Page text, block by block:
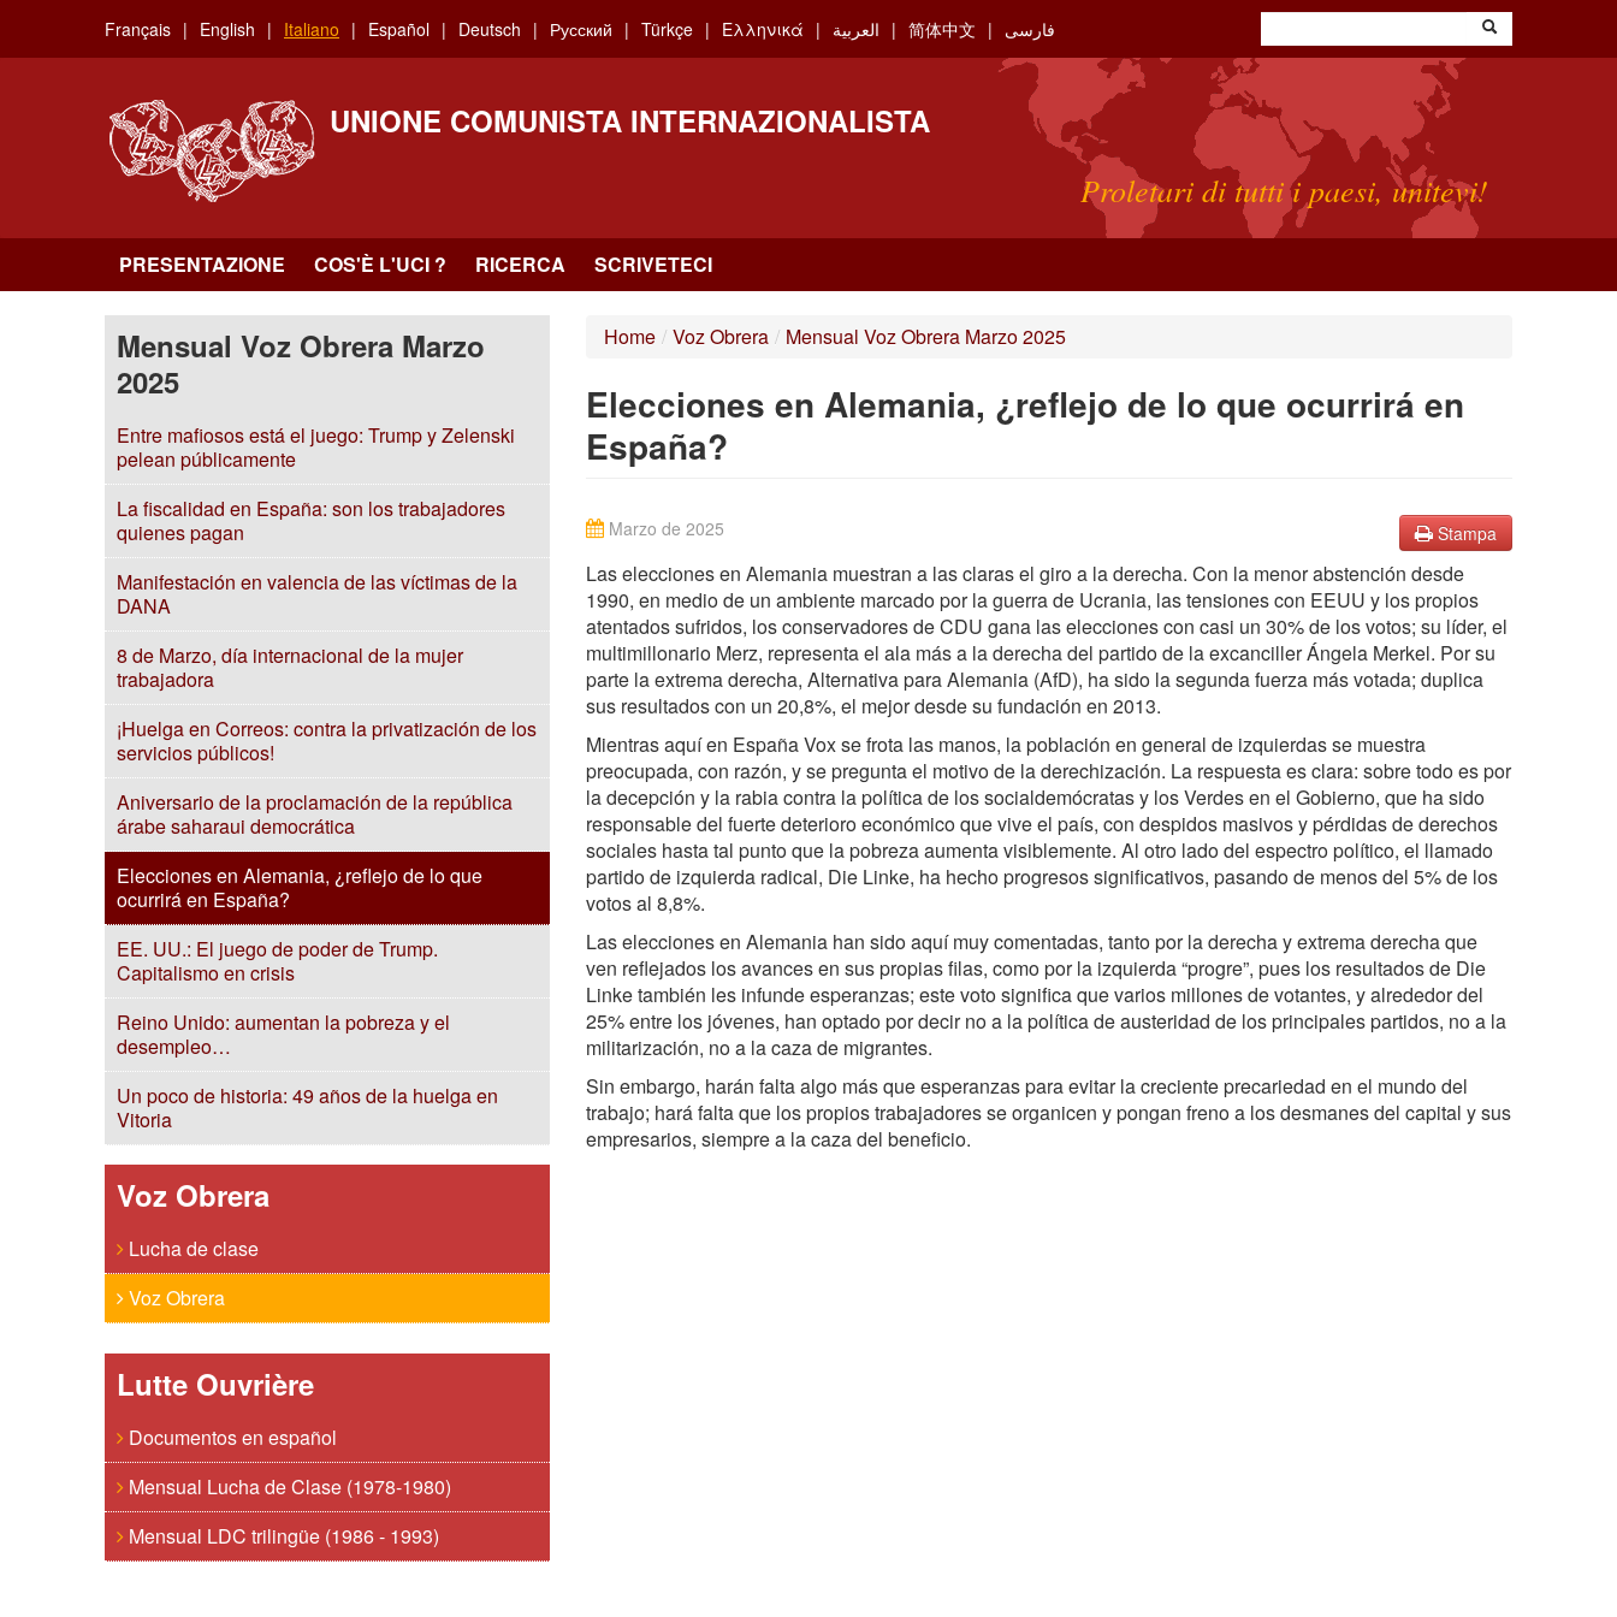
main
Français English Italiano Español Deutsch Русский Türkçe Ελληνικά العربية 简体中文 فارسی
UNIONE COMUNISTA INTERNAZIONALISTA
Proletari di tutti i paesi, unitevi!
PRESENTAZIONE COS'È L'UCI ? RICERCA SCRIVETECI
Mensual Voz Obrera Marzo
2025
Entre mafiosos está el juego: Trump y Zelenski
pelean públicamente
La fiscalidad en España: son los trabajadores
quienes pagan
Manifestación en valencia de las víctimas de la
DANA
8 de Marzo, día internacional de la mujer
trabajadora
¡Huelga en Correos: contra la privatización de los
servicios públicos!
Aniversario de la proclamación de la república
árabe saharaui democrática
Elecciones en Alemania, ¿reflejo de lo que
ocurrirá en España?
EE. UU.: El juego de poder de Trump.
Capitalismo en crisis
Reino Unido: aumentan la pobreza y el
desempleo…
Un poco de historia: 49 años de la huelga en
Vitoria
Voz Obrera
Lucha de clase
Voz Obrera
Lutte Ouvrière
Documentos en español
Mensual Lucha de Clase (1978-1980)
Mensual LDC trilingüe (1986 - 1993)
Home / Voz Obrera / Mensual Voz Obrera Marzo 2025
Elecciones en Alemania, ¿reflejo de lo que ocurrirá en
España?
Stampa
Marzo de 2025
Las elecciones en Alemania muestran a las claras el giro a la derecha. Con la menor abstención desde
1990, en medio de un ambiente marcado por la guerra de Ucrania, las tensiones con EEUU y los propios
atentados sufridos, los conservadores de CDU gana las elecciones con casi un 30% de los votos; su líder, el
multimillonario Merz, representa el ala más a la derecha del partido de la excanciller Ángela Merkel. Por su
parte la extrema derecha, Alternativa para Alemania (AfD), ha sido la segunda fuerza más votada; duplica
sus resultados con un 20,8%, el mejor desde su fundación en 2013.
Mientras aquí en España Vox se frota las manos, la población en general de izquierdas se muestra
preocupada, con razón, y se pregunta el motivo de la derechización. La respuesta es clara: sobre todo es por
la decepción y la rabia contra la política de los socialdemócratas y los Verdes en el Gobierno, que ha sido
responsable del fuerte deterioro económico que vive el país, con despidos masivos y pérdidas de derechos
sociales hasta tal punto que la pobreza aumenta visiblemente. Al otro lado del espectro político, el llamado
partido de izquierda radical, Die Linke, ha hecho progresos significativos, pasando de menos del 5% de los
votos al 8,8%.
Las elecciones en Alemania han sido aquí muy comentadas, tanto por la derecha y extrema derecha que
ven reflejados los avances en sus propias filas, como por la izquierda “progre”, pues los resultados de Die
Linke también les infunde esperanzas; este voto significa que varios millones de votantes, y alrededor del
25% entre los jóvenes, han optado por decir no a la política de austeridad de los principales partidos, no a la
militarización, no a la caza de migrantes.
Sin embargo, harán falta algo más que esperanzas para evitar la creciente precariedad en el mundo del
trabajo; hará falta que los propios trabajadores se organicen y pongan freno a los desmanes del capital y sus
empresarios, siempre a la caza del beneficio.